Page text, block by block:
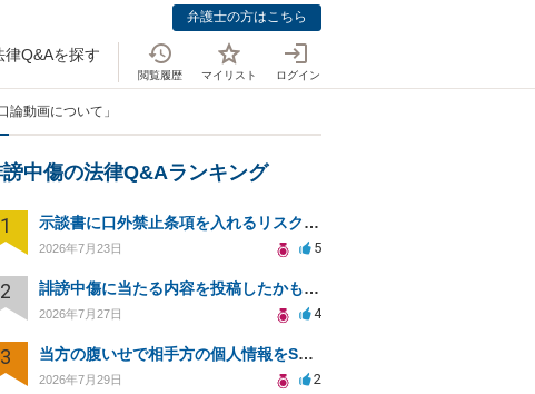
弁護士の方はこちら
律Q&Aを探す
閲覧履歴 マイリスト ログイン
論動画について」
中傷の法律Q&Aランキング
1 示談書に口外禁止条項を入れるリスクはありますか？
2026年7月23日 5
2 誹謗中傷に当たる内容を投稿したかもしれない。開示請求や民事刑事裁判に発展しうるのか教えて欲しい。
2026年7月27日 4
3 当方の腹いせで相手方の個人情報をSNSで晒してしまい名誉毀損させてしまったかもしれない
2026年7月29日 2